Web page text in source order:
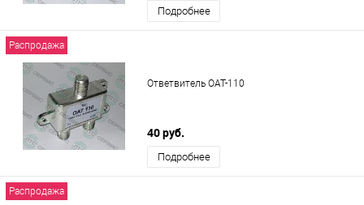
Подробнее
Распродажа
Ответвитель ОАТ-110
40 руб.
Подробнее
Распродажа